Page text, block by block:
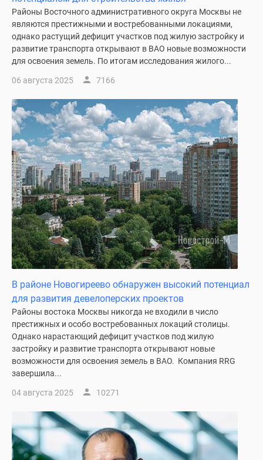
комнатные
комнатные
Квартиры
карте
Ипотечный
калькулятор
Семейная
ипотека
Военная
ипотека
Банки
программы
Медиа
Новости
недвижимости
Мнение
эксперта
Аналитика
рынка
Покупателю
Экспертиза
Эксперты
авторы
проекте
Районы Восточного административного округа Москвы не
являются престижными и востребованными локациями,
однако растущий дефицит участков под жилую застройку и
развитие транспорта открывают в ВАО новые возможности
для освоения земель. По итогам исследования жилого...
06 августа 2025 7166
В районе Новогиреево обнаружен высокий потенциал
для развития девелоперских проектов
Районы востока Москвы никогда не входили в число
престижных и особо востребованных локаций столицы.
Однако нарастающий дефицит участков под жилую
застройку и развитие транспорта открывают новые
возможности для освоения земель в ВАО. Компания RRG
завершила...
04 августа 2025 10271